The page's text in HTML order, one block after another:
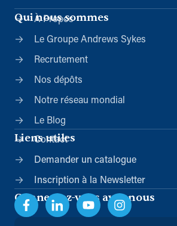
Qui nous sommes
À Propos
Le Groupe Andrews Sykes
Recrutement
Nos dépôts
Notre réseau mondial
Le Blog
Liens utiles
Contact
Demander un catalogue
Inscription à la Newsletter
Connectez-vous avec nous